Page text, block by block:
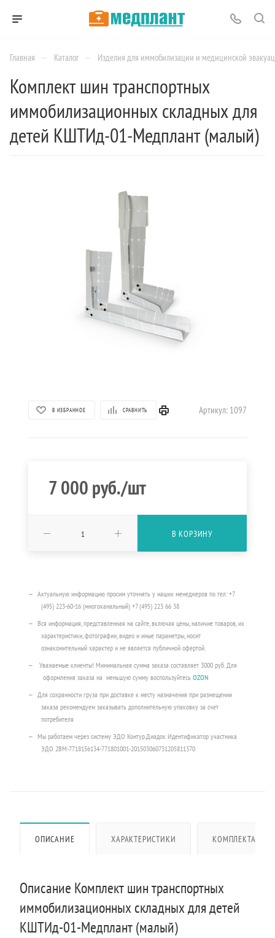
Главная — Каталог — Изделия для иммобилизации и медицинской
Комплект шин транспортных
иммобилизационных складных для
детей КШТИд-01-Медплант (малый)
В ИЗБРАННОЕ СРАВНИТЬ Артикул: 1097
7 000руб./шт
В КОРЗИНУ
Актуальную информацию просим уточнять у наших менеджеров по тел: +7
(495) 223-60-16 (многоканальный) +7 (495) 223 66 38
Вся информация, представленная на сайте, включая цены, наличие товаров, их
характеристики, фотографии, видео и иные параметры, носит
ознакомительный характер и не является публичной офертой.
Уважаемые клиенты! Минимальная сумма заказа составляет 3000 руб. Для
оформления заказа на меньшую сумму воспользуйтесь OZON
Для сохранности груза при доставке к месту назначения при размещении
заказа рекомендуем заказывать дополнительную упаковку за счет
потребителя.
Мы работаем через систему ЭДО Контур.Диадок Идентификатор участника
ЭДО 2BM-7718156134-771801001-201503060731205811370
ОПИСАНИЕ ХАРАКТЕРИСТИКИ КОМПЛЕКТАЦИЯ
Описание Комплект шин транспортных
иммобилизационных складных для детей
КШТИд-01-Медплант (малый)